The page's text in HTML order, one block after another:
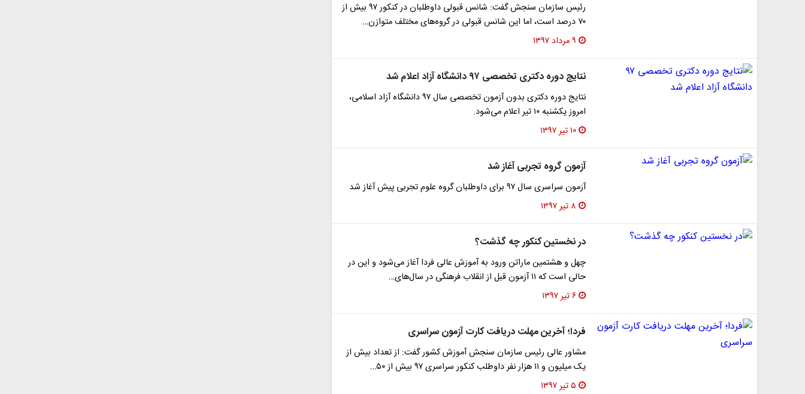
رئیس سازمان سنجش گفت: شانس قبولی داوطلبان در کنکور ۹۷ بیش از
۷۰ درصد است، اما این شانس قبولی در گروه‌های مختلف متوازن…
۹ مرداد ۱۳۹۷
نتایج دوره دکتری تخصصی ۹۷ دانشگاه آزاد اعلام شد
نتایج دوره دکتری بدون آزمون تخصصی سال ۹۷ دانشگاه آزاد اسلامی،
امروز یکشنبه ۱۰ تیر اعلام می‌شود.
۱۰ تیر ۱۳۹۷
آزمون گروه تجربی آغاز شد
آزمون سراسری سال ۹۷ برای داوطلبان گروه علوم تجربی پیش آغاز شد
۸ تیر ۱۳۹۷
در نخستین کنکور چه گذشت؟
چهل و هشتمین ماراتن ورود به آموزش عالی فردا آغاز می‌شود و این در
حالی است که ۱۱ آزمون قبل از انقلاب فرهنگی در سال‌های…
۶ تیر ۱۳۹۷
فردا؛ آخرین مهلت دریافت کارت آزمون سراسری
مشاور عالی رئیس سازمان سنجش آموزش کشور گفت: از تعداد بیش از
یک میلیون و ۱۱ هزار نفر داوطلب کنکور سراسری ۹۷ بیش از ۵۰…
۵ تیر ۱۳۹۷